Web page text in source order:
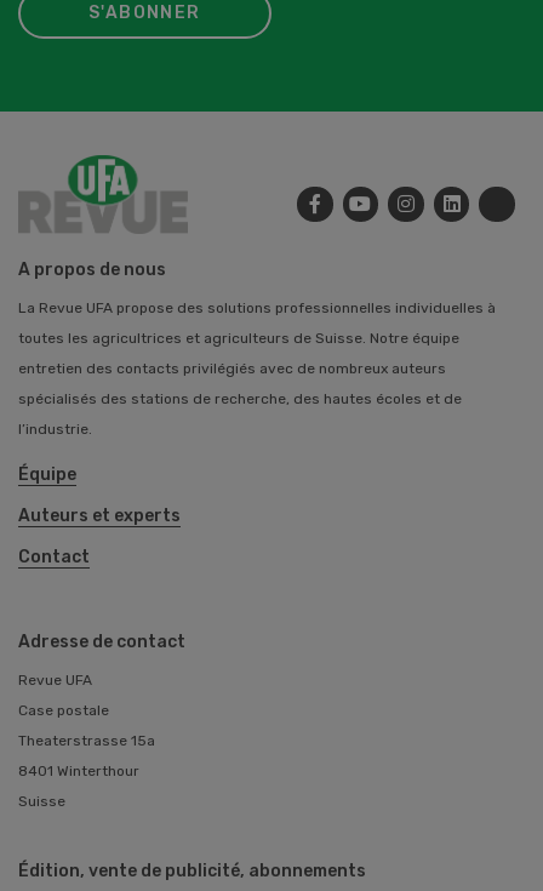
S'ABONNER
A propos de nous
La Revue UFA propose des solutions professionnelles individuelles à
toutes les agricultrices et agriculteurs de Suisse. Notre équipe
entretien des contacts privilégiés avec de nombreux auteurs
spécialisés des stations de recherche, des hautes écoles et de
l’industrie.
Équipe
Auteurs et experts
Contact
Adresse de contact
Revue UFA
Case postale
Theaterstrasse 15a
8401 Winterthour
Suisse
Édition, vente de publicité, abonnements